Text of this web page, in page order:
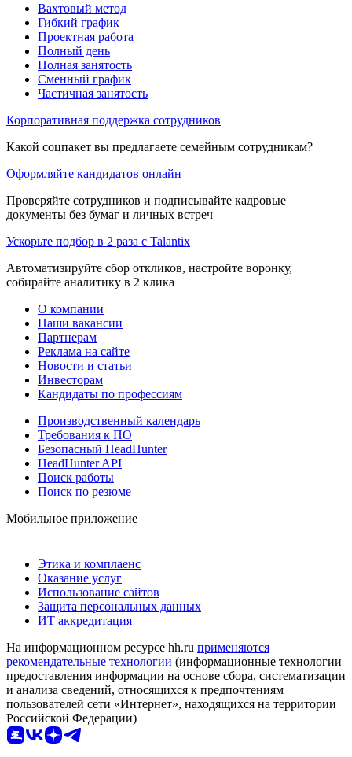
Вахтовый метод
Гибкий график
Проектная работа
Полный день
Полная занятость
Сменный график
Частичная занятость
Корпоративная поддержка сотрудников
Какой соцпакет вы предлагаете семейным сотрудникам?
Оформляйте кандидатов онлайн
Проверяйте сотрудников и подписывайте кадровые
документы без бумаг и личных встреч
Ускорьте подбор в 2 раза с Talantix
Автоматизируйте сбор откликов, настройте воронку,
собирайте аналитику в 2 клика
О компании
Наши вакансии
Партнерам
Реклама на сайте
Новости и статьи
Инвесторам
Кандидаты по профессиям
Производственный календарь
Требования к ПО
Безопасный HeadHunter
HeadHunter API
Поиск работы
Поиск по резюме
Мобильное приложение
Этика и комплаенс
Оказание услуг
Использование сайтов
Защита персональных данных
ИТ аккредитация
На информационном ресурсе hh.ru применяются
рекомендательные технологии (информационные технологии
предоставления информации на основе сбора, систематизации
и анализа сведений, относящихся к предпочтениям
пользователей сети «Интернет», находящихся на территории
Российской Федерации)